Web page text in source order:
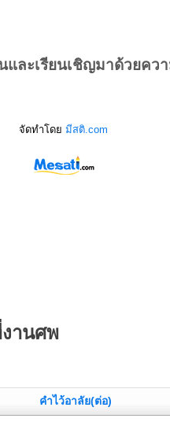
และเรียนเชิญมาด้วยคว
จัดทำโดย มีสติ.com
านศพ
คำไว้อาลัย(ต่อ)